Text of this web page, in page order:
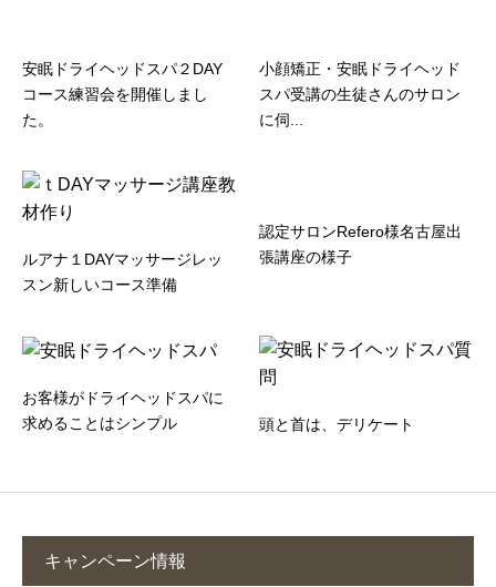
安眠ドライヘッドスパ２DAY
コース練習会を開催しまし
た。
小顔矯正・安眠ドライヘッド
スパ受講の生徒さんのサロン
に伺...
ルアナ１DAYマッサージレッ
スン新しいコース準備
認定サロンRefero様名古屋出
張講座の様子
お客様がドライヘッドスパに
求めることはシンプル
頭と首は、デリケート
キャンペーン情報